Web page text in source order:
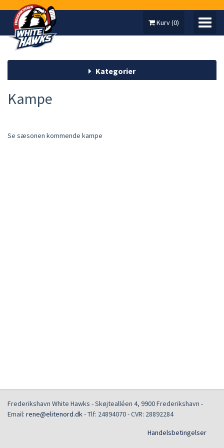
Kurv(0)
ARRANGEMENTER
Kategorier
Kampe
Se sæsonen kommende kampe
Frederikshavn White Hawks -Skøjtealléen 4, 9900Frederikshavn -
Email: rene@elitenord.dk- Tlf: 24894070- CVR: 28892284
Handelsbetingelser